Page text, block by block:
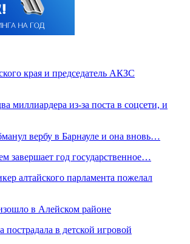
края и председатель АКЗС
миллиардера из-за поста в соцсети, и
вербу в Барнауле и она вновь…
завершает год государственное…
алтайского парламента пожелал
в Алейском районе
пострадала в детской игровой